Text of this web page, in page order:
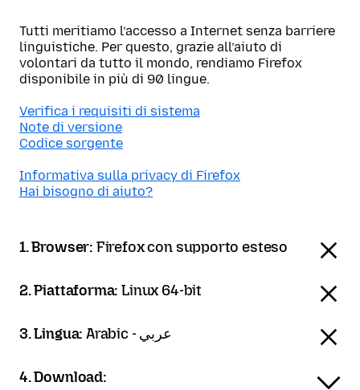
Tutti meritiamo l’accesso a Internet senza barriere
linguistiche. Per questo, grazie all’aiuto di
volontari da tutto il mondo, rendiamo Firefox
disponibile in più di 90 lingue.
Verifica i requisiti di sistema
Note di versione
Codice sorgente
Informativa sulla privacy di Firefox
Hai bisogno di aiuto?
1. Browser: Firefox con supporto esteso
2. Piattaforma:Linux 64-bit
3. Lingua: Arabic - عربي
4. Download: